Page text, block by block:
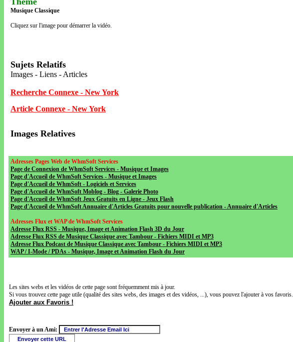
Musique Classique
Cliquez sur l'image pour démarrer la vidéo.
Sujets Relatifs
Images - Liens - Articles
Recherche Connexe - New York
Article Connexe - New York
Images Relatives
Adresses Pages Web de WhmSoft Services
Page de Connexion de WhmSoft Services - Musique et Images
Page d'Accueil de WhmSoft Services - Musique et Images
Page d'Accueil de WhmSoft - Logiciels et Services
Page d'Accueil de WhmSoft Moblog - Blog - Galerie Photo
Page d'Accueil de WhmSoft Jeux Gratuits en Ligne - Jeux Flash
Page d'Accueil de WhmSoft Annuaire d'Articles Gratuits pour nouvelle publication - Annuaire d'Articles
Adresses Flux et WAP de WhmSoft Services
Adresse Flux RSS - Musique, Image et Animation Flash 3D du Jour
Adresse Flux RSS de Musique Classique avec Tambour - Fichiers MIDI et MP3
Adresse Flux Podcast de Musique Classique avec Tambour - Fichiers MIDI et MP3
WAP / I-Mode / PDAs - Musique, Image et Animation Flash du Jour
Les sites webs et les vidéos de cette page sont fréquemment mis à jour.
Si vous trouvez cette page utile (qualité des sites webs, des images et des vidéos, ...), vous pouvez l'ajouter à vos favoris.
Ajouter aux Favoris !
Envoyer à un Ami: